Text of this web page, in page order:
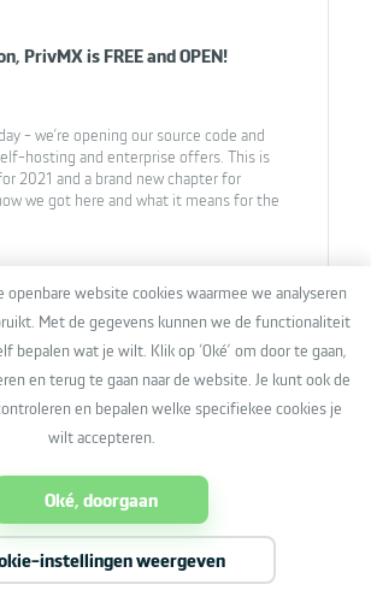
PrivMX is FREE and OPEN!
- we’re opening our source code and
hosting and enterprise offers. This is
2021 and a brand new chapter for
we got here and what it means for the
News & updates
openbare website cookies waarmee we analyseren
Met de gegevens kunnen we de functionaliteit
bepalen wat je wilt. Klik op ‘Oké’ om door te gaan,
en terug te gaan naar de website. Je kunt ook de
en bepalen welke specifiekee cookies je
wilt accepteren.
Oké, doorgaan
instellingen weergeven